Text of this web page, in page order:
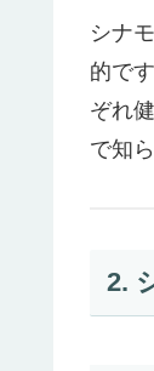
シナ
的で
ぞれ
で知
2.